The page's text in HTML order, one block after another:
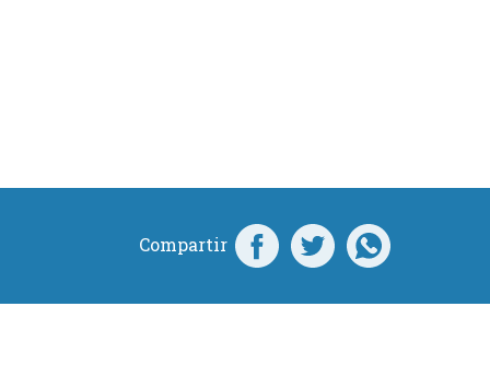
Compartir